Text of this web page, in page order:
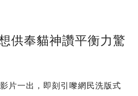
供奉貓神讚平衡力驚
片一出，即刻引嚟網民洗版式